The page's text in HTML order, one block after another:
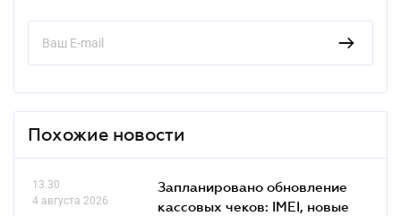
Похожие новости
13.30
4 августа 2026
Запланировано обновление
кассовых чеков: IMEI, новые